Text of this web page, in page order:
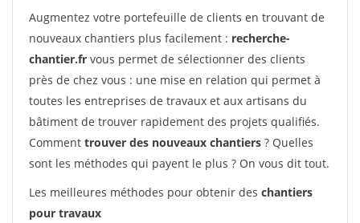
Augmentez votre portefeuille de clients en trouvant de
nouveaux chantiers plus facilement : recherche-
chantier.fr vous permet de sélectionner des clients
près de chez vous : une mise en relation qui permet à
toutes les entreprises de travaux et aux artisans du
bâtiment de trouver rapidement des projets qualifiés.
Comment trouver des nouveaux chantiers ? Quelles
sont les méthodes qui payent le plus ? On vous dit tout.
Les meilleures méthodes pour obtenir des chantiers
pour travaux